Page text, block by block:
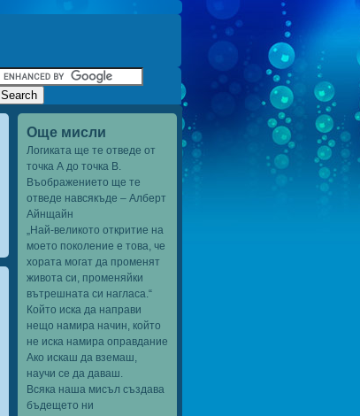
Още мисли
Логиката ще те отведе от
точка А до точка В.
Въображението ще те
отведе навсякъде – Алберт
Айнщайн
„Най-великото откритие на
моето поколение е това, че
хората могат да променят
живота си, променяйки
вътрешната си нагласа.“
Който иска да направи
нещо намира начин, който
не иска намира оправдание
Ако искаш да вземаш,
научи се да даваш.
Всяка наша мисъл създава
бъдещето ни